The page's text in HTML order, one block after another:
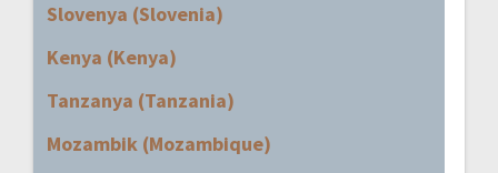
Slovenya (Slovenia)
Kenya (Kenya)
Tanzanya (Tanzania)
Mozambik (Mozambique)